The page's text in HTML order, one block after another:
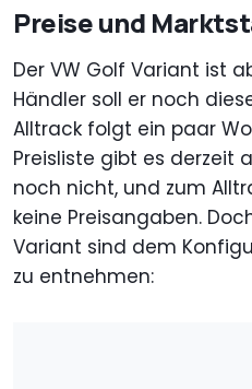
Preise und
Der VW Golf Variant ist
Händler soll er noch
Alltrack folgt ein paar
Preisliste gibt es derzeit
noch nicht, und zum
keine Preisangaben.
Variant sind dem
zu entnehmen: